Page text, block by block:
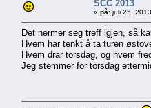
SCC 2013
« på: juli 25,
Det nermer seg treff igjen, så
Hvem har tenkt å ta turen
Hvem drar torsdag, og hvem
Jeg stemmer for torsdag